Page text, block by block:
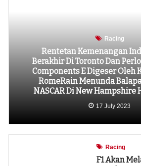
Racing
Rentetan Kemenangan
Berakhir Di Toronto Dan
Components E Digeser Oleh
RomeRain Menunda
NASCAR Di New Hampshire
17 July 2023
Racing
F1 Akan